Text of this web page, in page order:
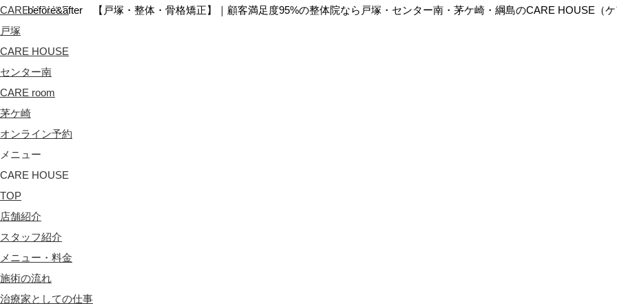
before&after 【戸塚・整体・骨格矯正】｜顧客満足度95%の整体院なら戸塚・センター南・茅ケ崎・綱島のCARE HOUSE（ケ
CARE HOUSE
戸塚
CARE HOUSE
センター南
CARE room
茅ケ崎
オンライン予約
メニュー
CARE HOUSE
TOP
店舗紹介
スタッフ紹介
メニュー・料金
施術の流れ
治療家としての仕事